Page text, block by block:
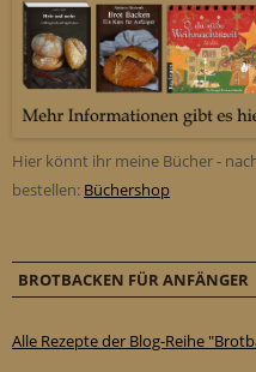
Hier könnt ihr meine Bücher -
bestellen: Büchershop
BROTBACKEN FÜR ANFÄNGER
Alle Rezepte der Blog-Reihe